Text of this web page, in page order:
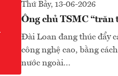
Thứ Bảy, 13-06-2026
Ông chủ TSMC
Đài Loan đang thúc đẩy
công nghệ cao, bằng
nước ngoài...